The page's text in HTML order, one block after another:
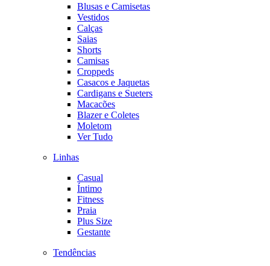
Blusas e Camisetas
Vestidos
Calças
Saias
Shorts
Camisas
Croppeds
Casacos e Jaquetas
Cardigans e Sueters
Macacões
Blazer e Coletes
Moletom
Ver Tudo
Linhas
Casual
Íntimo
Fitness
Praia
Plus Size
Gestante
Tendências